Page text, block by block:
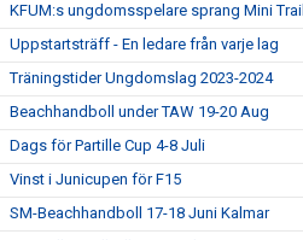
KFUM:s ungdomsspelare sprang Mini Trail
Uppstartsträff - En ledare från varje lag
Träningstider Ungdomslag 2023-2024
Beachhandboll under TAW 19-20 Aug
Dags för Partille Cup 4-8 Juli
Vinst i Junicupen för F15
SM-Beachhandboll 17-18 Juni Kalmar